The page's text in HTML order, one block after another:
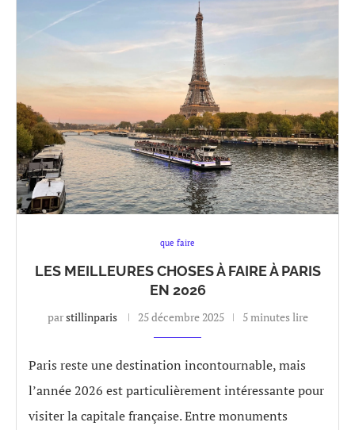
que faire
LES MEILLEURES CHOSES À FAIRE À PARIS
EN 2026
parstillinparis 25 décembre 2025 5 minutes lire
Paris reste une destination incontournable, mais
l’année 2026 est particulièrement intéressante pour
visiter la capitale française. Entre monuments